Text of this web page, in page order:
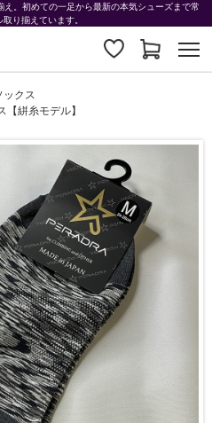
。初めての一足から最新の本気シューズまで常
り揃えています。
クス
絣糸モデル】